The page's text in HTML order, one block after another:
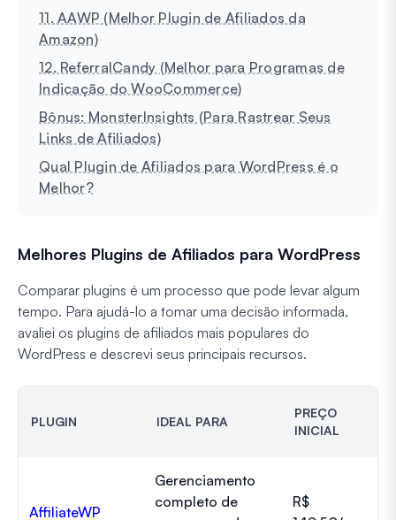
11. AAWP (Melhor Plugin de Afiliados da
Amazon)
12. ReferralCandy (Melhor para Programas de
Indicação do WooCommerce)
Bônus: MonsterInsights (Para Rastrear Seus
Links de Afiliados)
Qual Plugin de Afiliados para WordPress é o
Melhor?
Melhores Plugins de Afiliados para WordPress
Comparar plugins é um processo que pode levar algum
tempo. Para ajudá-lo a tomar uma decisão informada,
avaliei os plugins de afiliados mais populares do
WordPress e descrevi seus principais recursos.
PLUGIN IDEAL PARA
PREÇO
INICIAL
AffiliateWP
Gerenciamento
completo de
R$